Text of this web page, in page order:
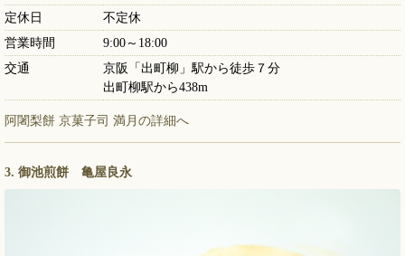
定休日
不定休
営業時間
9:00～18:00
交通
京阪「出町柳」駅から徒歩７分
出町柳駅から438m
阿闍梨餅 京菓子司 満月の詳細へ
3. 御池煎餅 亀屋良永